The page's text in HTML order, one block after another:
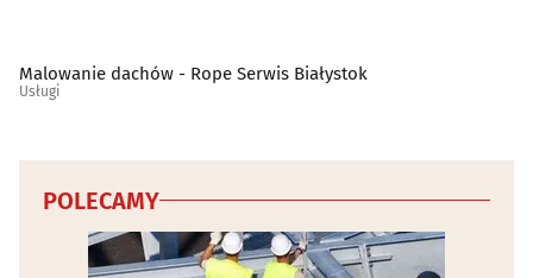
Malowanie dachów - Rope Serwis Białystok
Usługi
POLECAMY